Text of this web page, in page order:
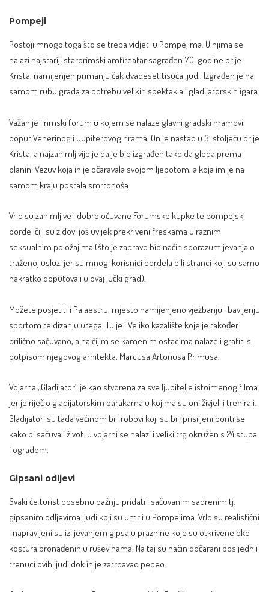
Pompeji
Postoji mnogo toga što se treba vidjeti u Pompejima. U njima se
nalazi najstariji starorimski amfiteatar sagrađen 70. godine prije
Krista, namijenjen primanju čak dvadeset tisuća ljudi. Izgrađen je na
samom rubu grada za potrebu velikih spektakla i gladijatorskih igara.
Važan je i rimski forum u kojem se nalaze glavni gradski hramovi
poput Venerinog i Jupiterovog hrama. On je nastao u 3. stoljeću prije
Krista, a najzanimljivije je da je bio izgrađen tako da gleda prema
planini Vezuv koja ih je očaravala svojom ljepotom, a koja im je na
samom kraju postala smrtonoša.
Vrlo su zanimljive i dobro očuvane Forumske kupke te pompejski
bordel čiji su zidovi još uvijek prekriveni freskama u raznim
seksualnim položajima (što je zapravo bio način sporazumijevanja o
traženoj usluzi jer su mnogi korisnici bordela bili stranci koji su samo
nakratko doputovali u ovaj lučki grad).
Možete posjetiti i Palaestru, mjesto namijenjeno vježbanju i bavljenju
sportom te dizanju utega. Tu je i Veliko kazalište koje je također
prilično sačuvano, a na čijim se kamenim ostacima nalaze i grafiti s
potpisom njegovog arhitekta, Marcusa Artoriusa Primusa.
Vojarna „Gladijator“ je kao stvorena za sve ljubitelje istoimenog filma
jer je riječ o gladijatorskim barakama u kojima su oni živjeli i trenirali.
Gladijatori su tada većinom bili robovi koji su bili prisiljeni boriti se
kako bi sačuvali život. U vojarni se nalazi i veliki trg okružen s 24 stupa
i ogradom.
Gipsani odljevi
Svaki će turist posebnu pažnju pridati i sačuvanim sadrenim tj.
gipsanim odljevima ljudi koji su umrli u Pompejima. Vrlo su realistični
i napravljeni su izlijevanjem gipsa u praznine koje su otkrivene oko
kostura pronađenih u ruševinama. Na taj su način dočarani posljednji
trenuci ovih ljudi dok ih je zatrpavao pepeo.